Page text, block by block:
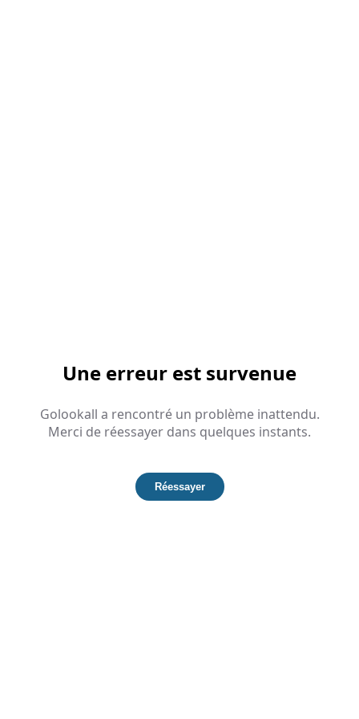
Une erreur est survenue
Golookall a rencontré un problème inattendu.
Merci de réessayer dans quelques instants.
Réessayer